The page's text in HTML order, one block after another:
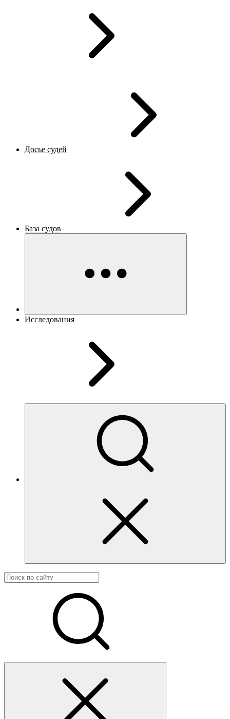
Досье судей
База судов
Исследования